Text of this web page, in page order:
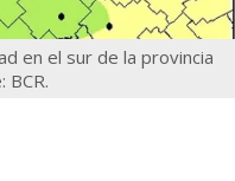
en el sur de la provincia
BCR.